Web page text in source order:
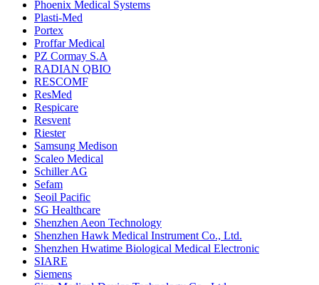
Phoenix Medical Systems
Plasti-Med
Portex
Proffar Medical
PZ Cormay S.A
RADIAN QBIO
RESCOMF
ResMed
Respicare
Resvent
Riester
Samsung Medison
Scaleo Medical
Schiller AG
Sefam
Seoil Pacific
SG Healthcare
Shenzhen Aeon Technology
Shenzhen Hawk Medical Instrument Co., Ltd.
Shenzhen Hwatime Biological Medical Electronic
SIARE
Siemens